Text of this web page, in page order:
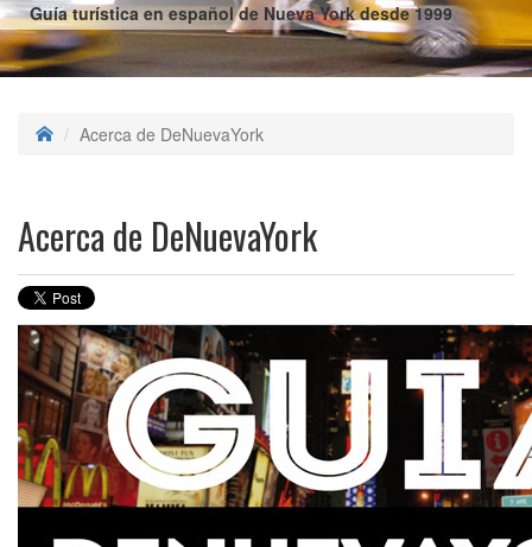
Guía turística en español de Nueva York desde 1999
Acerca de DeNuevaYork
Acerca de DeNuevaYork